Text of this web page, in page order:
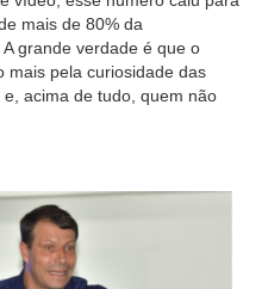
mais de 80% da
grande verdade é que o
mais pela curiosidade das
acima de tudo, quem não